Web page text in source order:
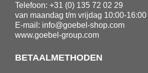
Telefoon: +31 (0) 135 72 02 29
van maandag t/m vrijdag 10:00-
E-mail: info@goebel-shop.com
www.goebel-group.com
BETAALMETHODEN